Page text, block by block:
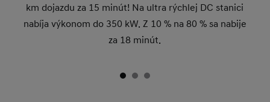
km dojazdu za 15 minút! Na ultra rýchlej DC stanici
nabíja výkonom do 350 kW. Z 10 % na 80 % sa nabije
za 18 minút.